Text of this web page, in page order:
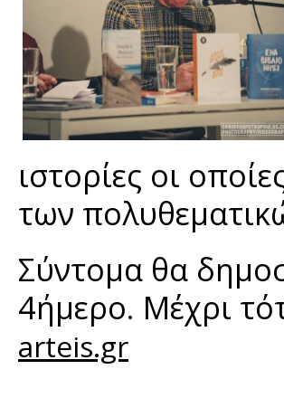
ιστορίες οι
των
Σύντομα θα
4ήμερο. Μέχρι
arteis.gr